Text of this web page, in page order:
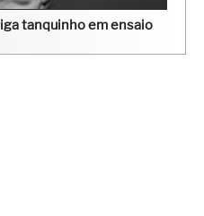
tanquinho em ensaio